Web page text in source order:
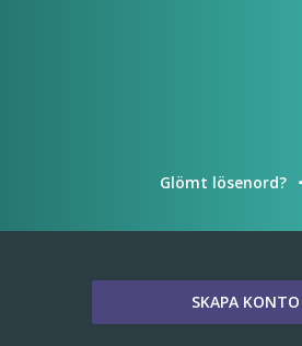
Glömt lösenord?
SKAPA KONTO